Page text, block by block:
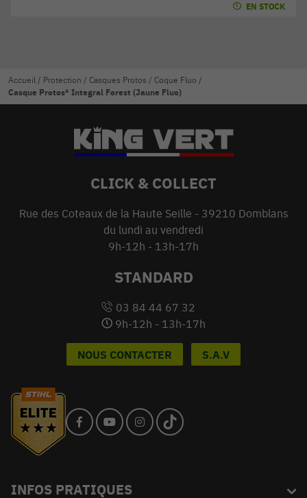
EN STOCK
Accueil / Protection / Casques Protos / Coque Fluo /
Casque Protos® Integral Forest (Jaune Fluo)
CLICK & COLLECT
Rue des Coteaux de la Haute Seille - 39210 Domblans
du lundi au vendredi
9h-12h - 13h-17h
STANDARD
03 84 44 67 32
9h-12h - 13h-17h
NOUS CONTACTER S.A.V
INFOS PRATIQUES